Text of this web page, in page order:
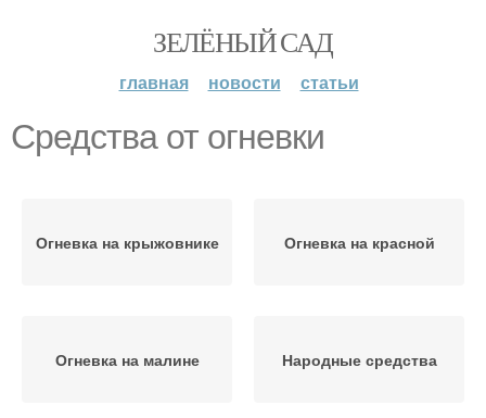
ЗЕЛЁНЫЙ САД
главная новости статьи
Средства от огневки
Огневка на крыжовнике Огневка на красной
Огневка на малине Народные средства